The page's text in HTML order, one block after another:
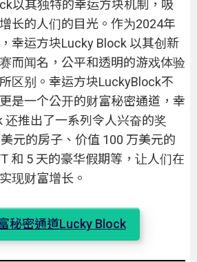
以其独特的幸运方块机制，吸
长的人们的目光。作为2024年
幸运方块Lucky Block 以其创新
而闻名，公平和透明的游戏体验
区别。幸运方块LuckyBlock不
是一个公开的财富秘密通道，幸
还推出了一系列令人兴奋的奖
元的房子、价值 100 万美元的
和 5 天的豪华假期等，让人们在
现财富增长。
秘密通道Lucky Block